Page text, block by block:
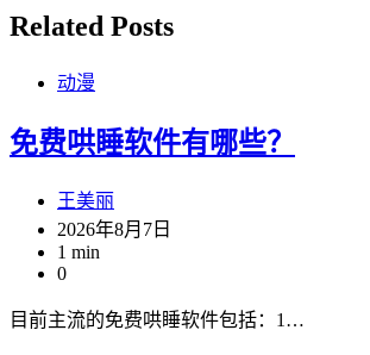
Related Posts
动漫
免费哄睡软件有哪些？
王美丽
2026年8月7日
1 min
0
目前主流的免费哄睡软件包括：1…